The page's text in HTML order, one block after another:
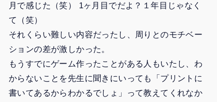
月で感じた（笑） 1ヶ月目でだよ？１年目じゃなく
て（笑）
それくらい難しい内容だったし、周りとのモチベー
ションの差が激しかった。
もうすでにゲーム作ったことがある人もいたし、わ
からないことを先生に聞きにいっても「プリントに
書いてあるからわかるでしょ」って教えてくれなか